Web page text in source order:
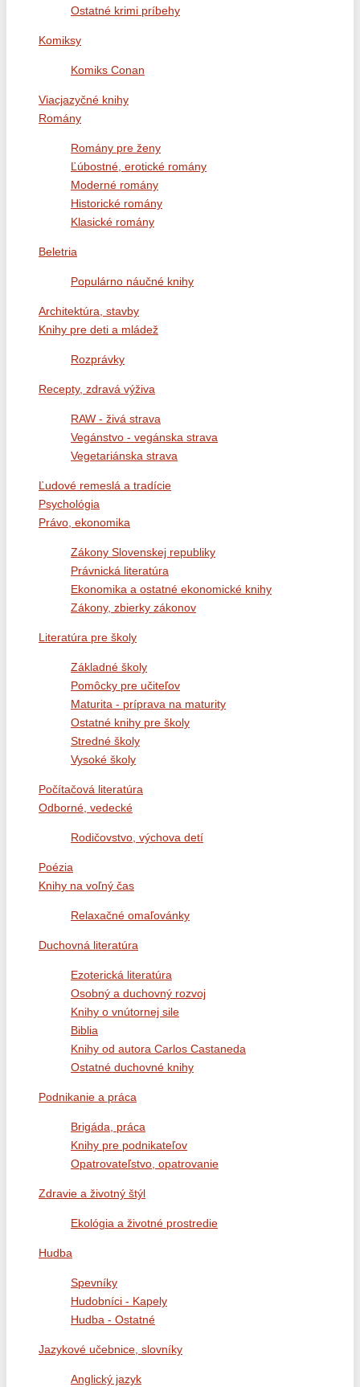
Ostatné krimi príbehy
Komiksy
Komiks Conan
Viacjazyčné knihy
Romány
Romány pre ženy
Ľúbostné, erotické romány
Moderné romány
Historické romány
Klasické romány
Beletria
Populárno náučné knihy
Architektúra, stavby
Knihy pre deti a mládež
Rozprávky
Recepty, zdravá výživa
RAW - živá strava
Vegánstvo - vegánska strava
Vegetariánska strava
Ľudové remeslá a tradície
Psychológia
Právo, ekonomika
Zákony Slovenskej republiky
Právnická literatúra
Ekonomika a ostatné ekonomické knihy
Zákony, zbierky zákonov
Literatúra pre školy
Základné školy
Pomôcky pre učiteľov
Maturita - príprava na maturity
Ostatné knihy pre školy
Stredné školy
Vysoké školy
Počítačová literatúra
Odborné, vedecké
Rodičovstvo, výchova detí
Poézia
Knihy na voľný čas
Relaxačné omaľovánky
Duchovná literatúra
Ezoterická literatúra
Osobný a duchovný rozvoj
Knihy o vnútornej sile
Biblia
Knihy od autora Carlos Castaneda
Ostatné duchovné knihy
Podnikanie a práca
Brigáda, práca
Knihy pre podnikateľov
Opatrovateľstvo, opatrovanie
Zdravie a životný štýl
Ekológia a životné prostredie
Hudba
Spevníky
Hudobníci - Kapely
Hudba - Ostatné
Jazykové učebnice, slovníky
Anglický jazyk